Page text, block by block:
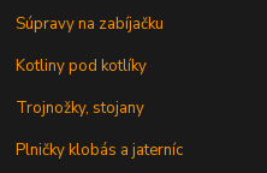
Súpravy na zabíjačku
Kotliny pod kotlíky
Trojnožky, stojany
Plničky klobás a jaterníc